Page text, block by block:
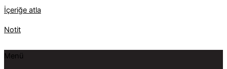
İçeriğe atla
Notit
Menü